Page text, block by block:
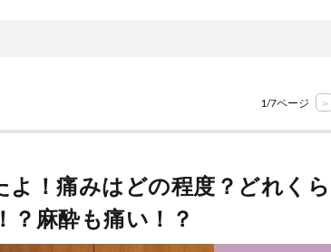
1/7ページ >
よ！痛みはどの程度？どれくら
？麻酔も痛い！？